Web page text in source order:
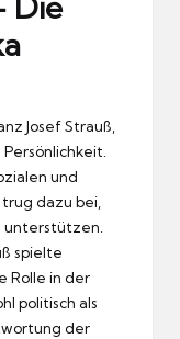
Josef Strauß,
und
dazu bei,
unterstützen.
spielte
Rolle in der
politisch als
der